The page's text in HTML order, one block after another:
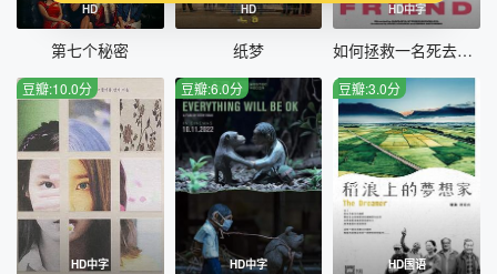
HD
第七个秘密
HD
纸梦
HD中字
如何拯救一名死去的朋友
HD中字
豆瓣:10.0分
HD中字
豆瓣:6.0分
HD国语
豆瓣:3.0分